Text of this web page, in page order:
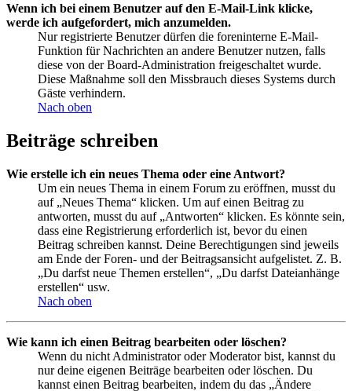
Wenn ich bei einem Benutzer auf den E-Mail-Link klicke,
werde ich aufgefordert, mich anzumelden.
Nur registrierte Benutzer dürfen die foreninterne E-Mail-
Funktion für Nachrichten an andere Benutzer nutzen, falls
diese von der Board-Administration freigeschaltet wurde.
Diese Maßnahme soll den Missbrauch dieses Systems durch
Gäste verhindern.
Nach oben
Beiträge schreiben
Wie erstelle ich ein neues Thema oder eine Antwort?
Um ein neues Thema in einem Forum zu eröffnen, musst du
auf „Neues Thema“ klicken. Um auf einen Beitrag zu
antworten, musst du auf „Antworten“ klicken. Es könnte sein,
dass eine Registrierung erforderlich ist, bevor du einen
Beitrag schreiben kannst. Deine Berechtigungen sind jeweils
am Ende der Foren- und der Beitragsansicht aufgelistet. Z. B.
„Du darfst neue Themen erstellen“, „Du darfst Dateianhänge
erstellen“ usw.
Nach oben
Wie kann ich einen Beitrag bearbeiten oder löschen?
Wenn du nicht Administrator oder Moderator bist, kannst du
nur deine eigenen Beiträge bearbeiten oder löschen. Du
kannst einen Beitrag bearbeiten, indem du das „Ändere